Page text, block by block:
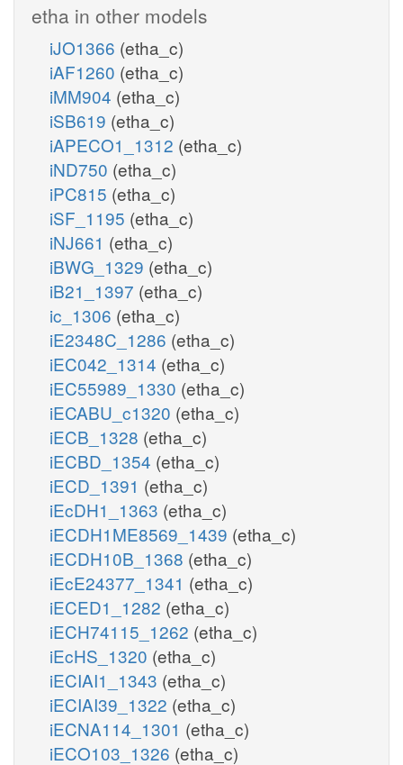
etha in other models
iJO1366 (etha_c)
iAF1260 (etha_c)
iMM904 (etha_c)
iSB619 (etha_c)
iAPECO1_1312 (etha_c)
iND750 (etha_c)
iPC815 (etha_c)
iSF_1195 (etha_c)
iNJ661 (etha_c)
iBWG_1329 (etha_c)
iB21_1397 (etha_c)
ic_1306 (etha_c)
iE2348C_1286 (etha_c)
iEC042_1314 (etha_c)
iEC55989_1330 (etha_c)
iECABU_c1320 (etha_c)
iECB_1328 (etha_c)
iECBD_1354 (etha_c)
iECD_1391 (etha_c)
iEcDH1_1363 (etha_c)
iECDH1ME8569_1439 (etha_c)
iECDH10B_1368 (etha_c)
iEcE24377_1341 (etha_c)
iECED1_1282 (etha_c)
iECH74115_1262 (etha_c)
iEcHS_1320 (etha_c)
iECIAI1_1343 (etha_c)
iECIAI39_1322 (etha_c)
iECNA114_1301 (etha_c)
iECO103_1326 (etha_c)